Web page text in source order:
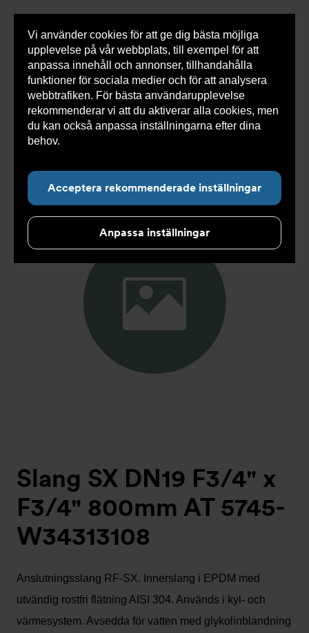
Vi använder cookies för att ge dig bästa möjliga
upplevelse på vår webbplats, till exempel för att
anpassa innehåll och annonser, tillhandahålla
funktioner för sociala medier och för att analysera
webbtrafiken. För bästa användarupplevelse
rekommenderar vi att du aktiverar alla cookies, men
du kan också anpassa inställningarna efter dina
behov.
Acceptera rekommenderade inställningar
Anpassa inställningar
0 varorSnabborder
Du
här:
Armatec > Produkter > Kyla > Slang >
Slang
> Slang SX AT 5745- >
Slang SX DN19 F3/4" x F3/4"
800mm AT 5745-W34313108
Slang SX DN19 F3/4" x
F3/4" 800mm AT 5745-
W34313108
Anslutningsslang RF-SX. Innerslang i EPDM med
utvändig rostfri flätning AISI 304. Används i kyl- och
värmesystem. Avsedda för vatten med glykolinblandning